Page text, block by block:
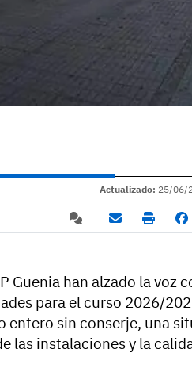
Actualizado: 25/06/
Guenia han alzado la voz
para el curso 2026/
entero sin conserje, una
las instalaciones y la